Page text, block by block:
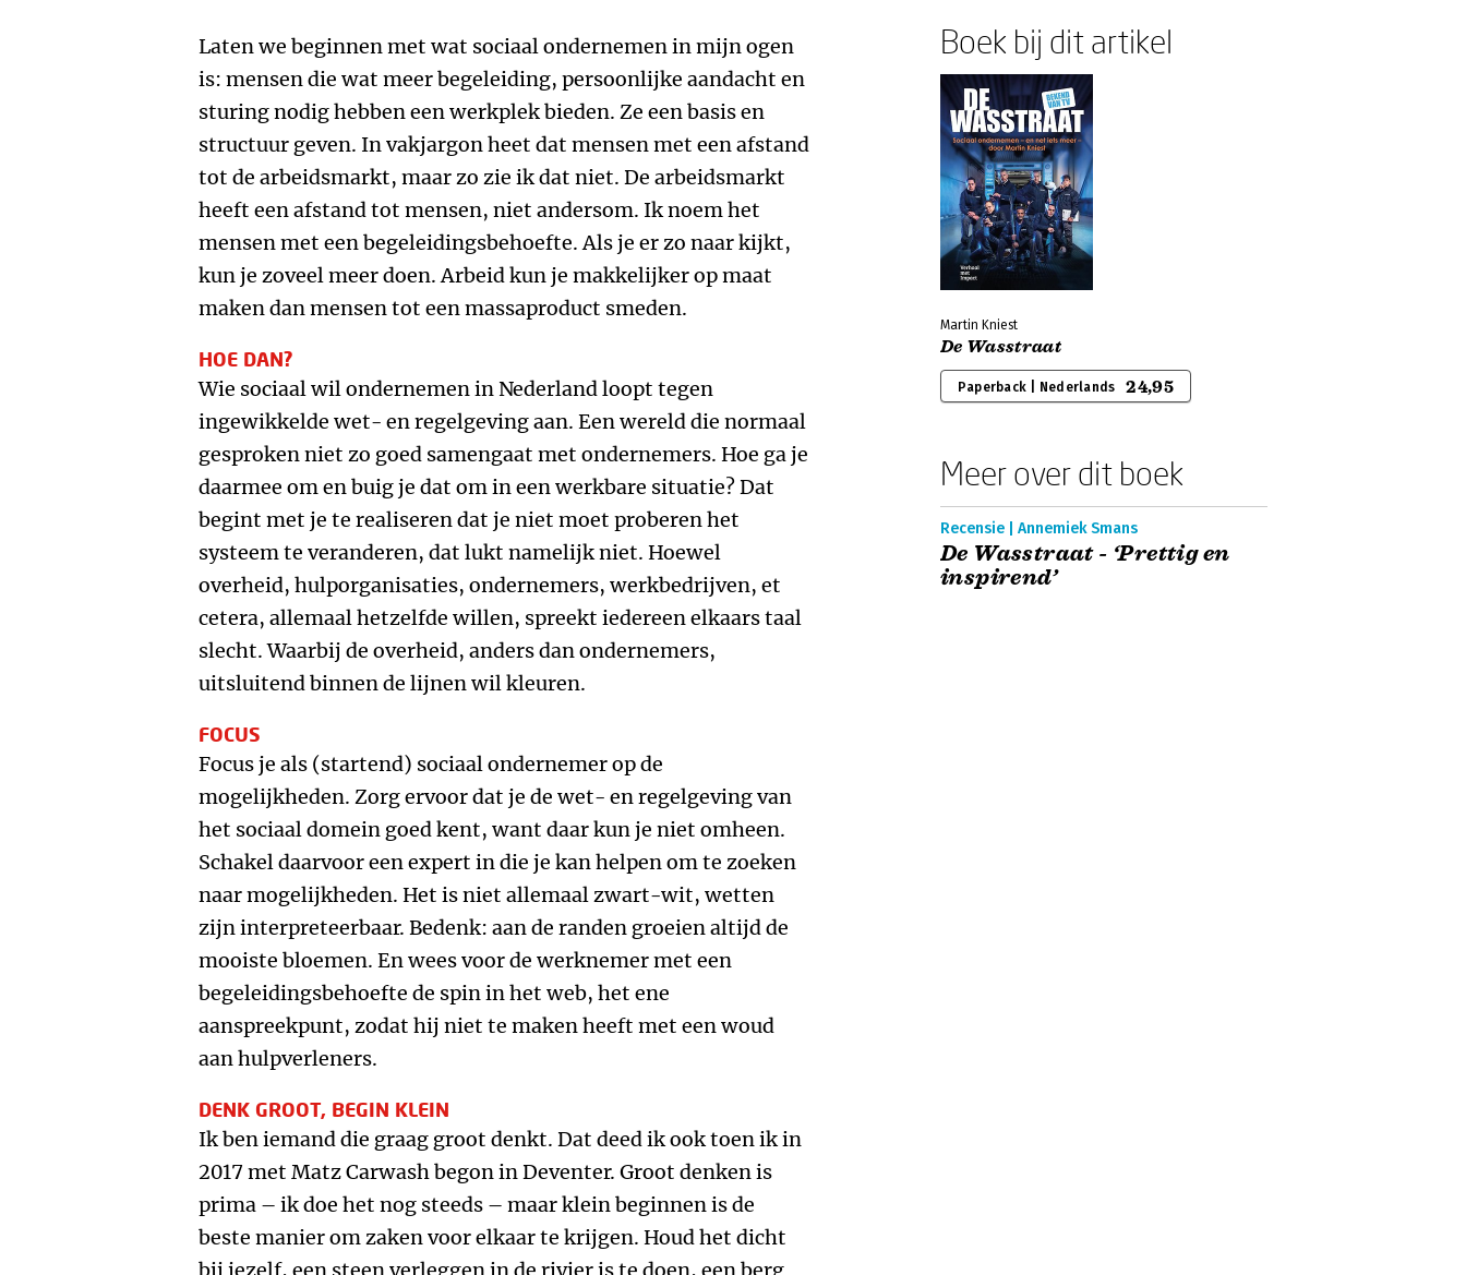
Laten we beginnen met wat sociaal ondernemen in mijn ogen
is: mensen die wat meer begeleiding, persoonlijke aandacht en
sturing nodig hebben een werkplek bieden. Ze een basis en
structuur geven. In vakjargon heet dat mensen met een afstand
tot de arbeidsmarkt, maar zo zie ik dat niet. De arbeidsmarkt
heeft een afstand tot mensen, niet andersom. Ik noem het
mensen met een begeleidingsbehoefte. Als je er zo naar kijkt,
kun je zoveel meer doen. Arbeid kun je makkelijker op maat
maken dan mensen tot een massaproduct smeden.
HOE DAN?
Wie sociaal wil ondernemen in Nederland loopt tegen
ingewikkelde wet- en regelgeving aan. Een wereld die normaal
gesproken niet zo goed samengaat met ondernemers. Hoe ga je
daarmee om en buig je dat om in een werkbare situatie? Dat
begint met je te realiseren dat je niet moet proberen het
systeem te veranderen, dat lukt namelijk niet. Hoewel
overheid, hulporganisaties, ondernemers, werkbedrijven, et
cetera, allemaal hetzelfde willen, spreekt iedereen elkaars taal
slecht. Waarbij de overheid, anders dan ondernemers,
uitsluitend binnen de lijnen wil kleuren.
FOCUS
Focus je als (startend) sociaal ondernemer op de
mogelijkheden. Zorg ervoor dat je de wet- en regelgeving van
het sociaal domein goed kent, want daar kun je niet omheen.
Schakel daarvoor een expert in die je kan helpen om te zoeken
naar mogelijkheden. Het is niet allemaal zwart-wit, wetten
zijn interpreteerbaar. Bedenk: aan de randen groeien altijd de
mooiste bloemen. En wees voor de werknemer met een
begeleidingsbehoefte de spin in het web, het ene
aanspreekpunt, zodat hij niet te maken heeft met een woud
aan hulpverleners.
DENK GROOT, BEGIN KLEIN
Ik ben iemand die graag groot denkt. Dat deed ik ook toen ik in
2017 met Matz Carwash begon in Deventer. Groot denken is
prima – ik doe het nog steeds – maar klein beginnen is de
beste manier om zaken voor elkaar te krijgen. Houd het dicht
Boek bij dit artikel
Martin Kniest
De Wasstraat
Paperback | Nederlands 24,95
Meer over dit boek
Recensie | Annemiek Smans
De Wasstraat - ‘Prettig en
inspirend’